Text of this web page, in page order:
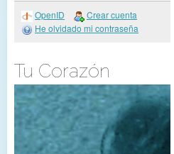
OpenID
Crear cuenta
He olvidado mi contraseña
Tu Corazón